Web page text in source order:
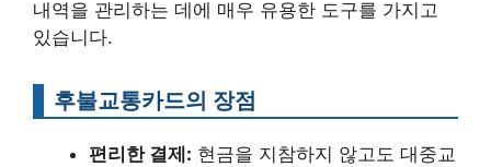
내역을 관리하는 데에 매우 유용한 도구를 가지고
있습니다.
후불교통카드의 장점
편리한 결제: 현금을 지참하지 않고도 대중교